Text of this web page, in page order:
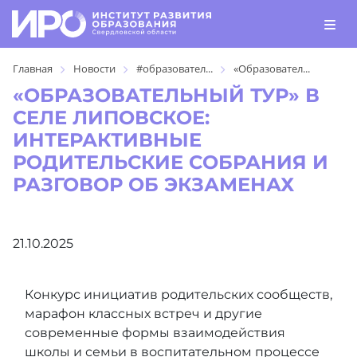
Главная Новости #образовател... «Образовател...
«ОБРАЗОВАТЕЛЬНЫЙ ТУР» В
СЕЛЕ ЛИПОВСКОЕ:
ИНТЕРАКТИВНЫЕ
РОДИТЕЛЬСКИЕ СОБРАНИЯ И
РАЗГОВОР ОБ ЭКЗАМЕНАХ
21.10.2025
Конкурс инициатив родительских сообществ,
марафон классных встреч и другие
современные формы взаимодействия
школы и семьи в воспитательном процессе